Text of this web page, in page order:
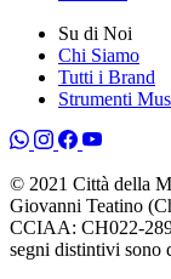
Su di Noi
Chi Siamo
Tutti i Brand
Strumenti
© 2021 Città della
Giovanni Teatino
CCIAA: CH022-
segni distintivi sono